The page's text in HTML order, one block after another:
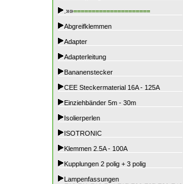
.»»=====================
Abgreifklemmen
Adapter
Adapterleitung
Bananenstecker
CEE Steckermaterial 16A - 125A
Einziehbänder 5m - 30m
Isolierperlen
ISOTRONIC
Klemmen 2.5A - 100A
Kupplungen 2 polig + 3 polig
Lampenfassungen